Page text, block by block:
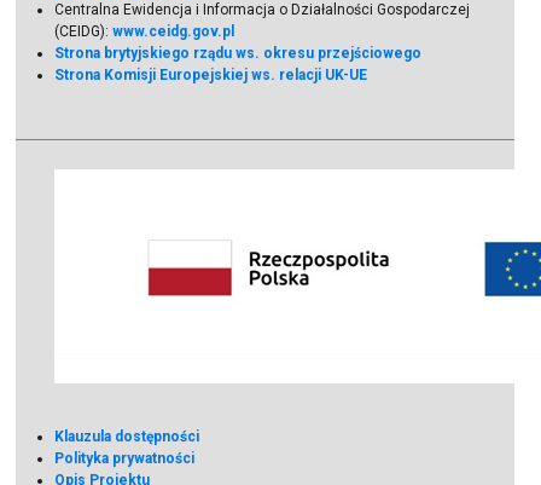
Centralna Ewidencja i Informacja o Działalności Gospodarczej
(CEIDG):www.ceidg.gov.pl
Strona brytyjskiego rządu ws. okresu przejściowego
Strona Komisji Europejskiej ws. relacji UK-UE
Klauzula dostępności
Polityka prywatności
Opis Projektu